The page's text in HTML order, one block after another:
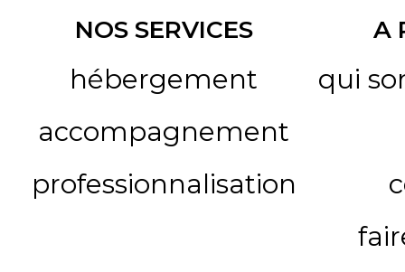
NOS SERVICES
hébergement
accompagnement
professionnalisation
A
qui